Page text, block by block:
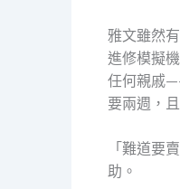
雅文雖然
進修模擬
任何親戚
要兩週，
「難道要
助。